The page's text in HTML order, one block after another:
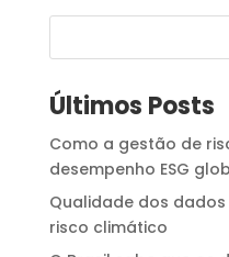
Últimos Posts
Como a gestão de
desempenho ESG
Qualidade dos
risco climático